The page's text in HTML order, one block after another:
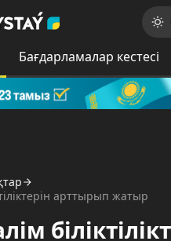
Бағдарламалар кестесі
арттырып жатыр